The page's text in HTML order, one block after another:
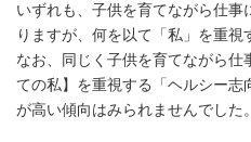
いずれも、子供を育てながら仕事
りますが、何を以て「私」を重視
なお、同じく子供を育てながら仕
ての私】を重視する「ヘルシー志
が高い傾向はみられませんでした。